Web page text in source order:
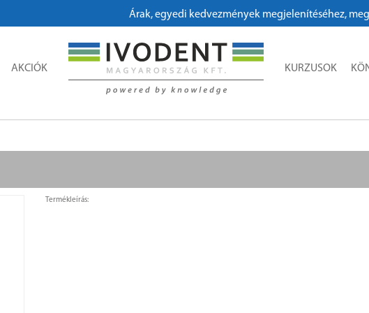
Árak, egyedi kedvezmények megjelenítéséhez,
AKCIÓK KURZUSOK
Termékleírás: